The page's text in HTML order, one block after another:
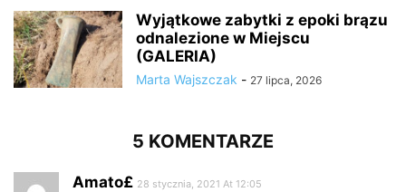
Wyjątkowe zabytki z epoki brązu
odnalezione w Miejscu
(GALERIA)
Marta Wajszczak - 27 lipca, 2026
5 KOMENTARZE
Amato£ 28 stycznia, 2021 At 12:05